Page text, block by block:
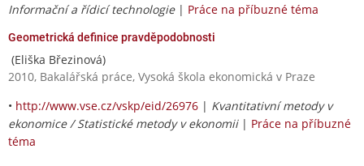
Informační a řídicí technologie| Práce na příbuzné téma
Geometrická definice pravděpodobnosti
(Eliška Březinová)
2010, Bakalářská práce, Vysoká škola ekonomická v Praze
• http://www.vse.cz/vskp/eid/26976 | Kvantitativní metody v
ekonomice / Statistické metody v ekonomii| Práce na příbuzné
téma